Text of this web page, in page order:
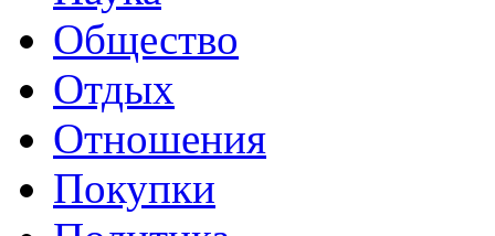
Общество
Отдых
Отношения
Покупки